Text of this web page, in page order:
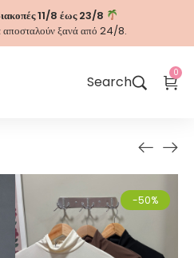
11/8 έως 23/8
αποσταλούν ξανά από 24/8.
Search
0
-50%